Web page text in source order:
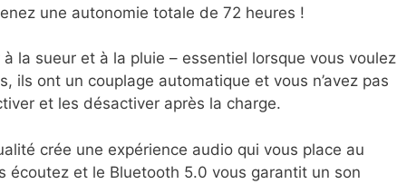
une autonomie totale de 72 heures !
la sueur et à la pluie – essentiel lorsque vous voulez
ils ont un couplage automatique et vous n’avez pas
et les désactiver après la charge.
crée une expérience audio qui vous place au
écoutez et le Bluetooth 5.0 vous garantit un son